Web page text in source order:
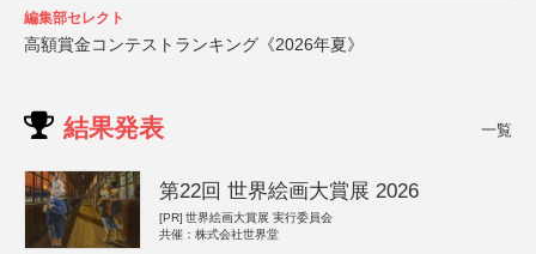
編集部セレクト
高額賞金コンテストランキング《2026年夏》
結果発表 一覧
第22回 世界絵画大賞展 2026
[PR] 世界絵画大賞展 実行委員会
共催：株式会社世界堂